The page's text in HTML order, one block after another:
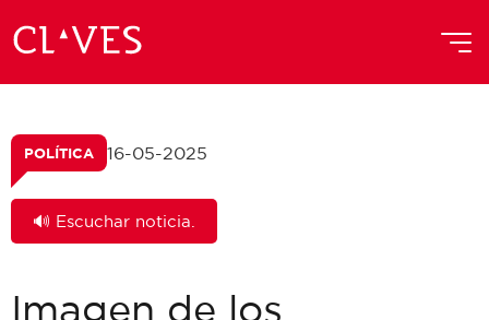
POLÍTICA 16-05-2025
🔊 Escuchar noticia.
Imagen de los